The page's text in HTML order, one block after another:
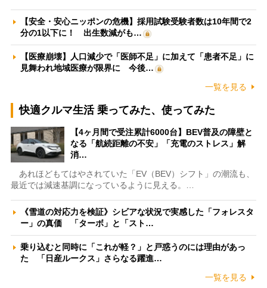
【安全・安心ニッポンの危機】採用試験受験者数は10年間で2
分の1以下に！ 出生数減がも…
【医療崩壊】人口減少で「医師不足」に加えて「患者不足」に
見舞われ地域医療が限界に 今後…
一覧を見る
快適クルマ生活 乗ってみた、使ってみた
【4ヶ月間で受注累計6000台】BEV普及の障壁と
なる「航続距離の不安」「充電のストレス」解
消…
あれほどもてはやされていた「EV（BEV）シフト」の潮流も、
最近では減速基調になっているように見える。…
《雪道の対応力を検証》シビアな状況で実感した「フォレスタ
ー」の真価 「ターボ」と「スト…
乗り込むと同時に「これが軽？」と戸惑うのには理由があっ
た 「日産ルークス」さらなる躍進…
一覧を見る